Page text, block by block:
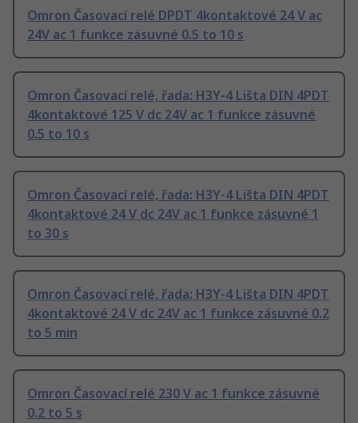
Omron Časovací relé DPDT 4kontaktové 24 V ac
24V ac 1 funkce zásuvné 0.5 to 10 s
Omron Časovací relé, řada: H3Y-4 Lišta DIN 4PDT
4kontaktové 125 V dc 24V ac 1 funkce zásuvné
0.5 to 10 s
Omron Časovací relé, řada: H3Y-4 Lišta DIN 4PDT
4kontaktové 24 V dc 24V ac 1 funkce zásuvné 1
to 30 s
Omron Časovací relé, řada: H3Y-4 Lišta DIN 4PDT
4kontaktové 24 V dc 24V ac 1 funkce zásuvné 0.2
to 5 min
Omron Časovací relé 230 V ac 1 funkce zásuvné
0.2 to 5 s